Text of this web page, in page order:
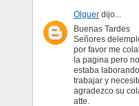
Olguer dijo...
Buenas Tardes
Señores
por favor me
la pagina pero
estaba
trabajar y
agradezco su
atte.